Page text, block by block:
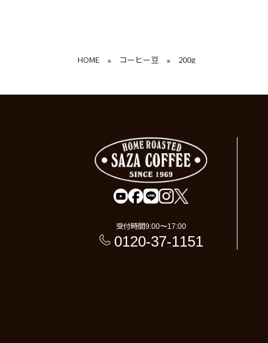
HOME » コーヒー豆 » 200g
受付時間9:00〜17:00
0120-37-1151